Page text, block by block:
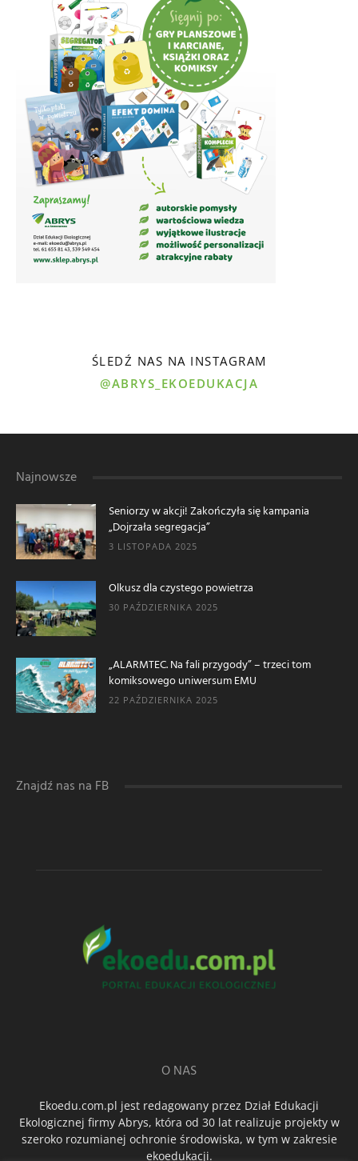
ŚLEDŹ NAS NA INSTAGRAM
@ABRYS_EKOEDUKACJA
Najnowsze
Seniorzy w akcji! Zakończyła się kampania
„Dojrzała segregacja”
3 LISTOPADA 2025
Olkusz dla czystego powietrza
30 PAŹDZIERNIKA 2025
„ALARMTEC. Na fali przygody” – trzeci tom
komiksowego uniwersum EMU
22 PAŹDZIERNIKA 2025
Znajdź nas na FB
O NAS
Ekoedu.com.pl jest redagowany przez Dział Edukacji
Ekologicznej firmy Abrys, która od 30 lat realizuje projekty w
szeroko rozumianej ochronie środowiska, w tym w zakresie
ekoedukacji.